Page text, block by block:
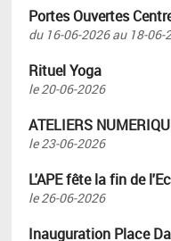
Portes Ouvertes
du 16-06-2026au 18-06-
Rituel Yoga
le20-06-2026
ATELIERS
le23-06-2026
L'APE fête la fin de
le26-06-2026
Inauguration Place